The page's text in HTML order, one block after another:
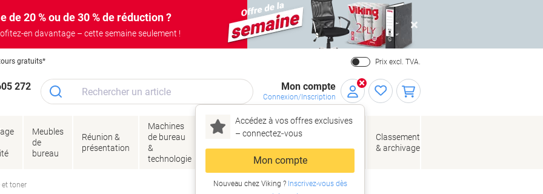
de 20 % ou de 30 % de réduction ?
en davantage – cette semaine seulement !
Close
gratuits* Prix excl. TVA.
272 Mon compte
Connexion/Inscription
Accédez à vos offres exclusives
– connectez‑vous
Mon compte
Nouveau chez Viking ?Inscrivez-vous dès
Meubles
de
bureau
Réunion &
présentation
Machines
de bureau
&
technologie
Encres
Papier,
enveloppes
&
emballage
de bureau
Classement
& archivage
et toner